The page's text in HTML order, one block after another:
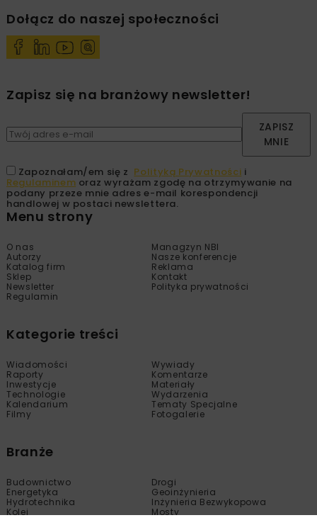
Dołącz do naszej społeczności
Zapisz się na branżowy newsletter!
ZAPISZ
MNIE
Zapoznałam/em się z Polityką Prywatności i
Regulaminem oraz wyrażam zgodę na otrzymywanie na
podany przeze mnie adres e-mail korespondencji
handlowej w postaci newslettera.
Menu strony
O nas
Managzyn NBI
Autorzy
Nasze konferencje
Katalog firm
Reklama
Sklep
Kontakt
Newsletter
Polityka prywatności
Regulamin
Kategorie treści
Wiadomości
Wywiady
Raporty
Komentarze
Inwestycje
Materiały
Technologie
Wydarzenia
Kalendarium
Tematy Specjalne
Filmy
Fotogalerie
Branże
Budownictwo
Drogi
Energetyka
Geoinżynieria
Hydrotechnika
Inżynieria Bezwykopowa
Kolej
Mosty